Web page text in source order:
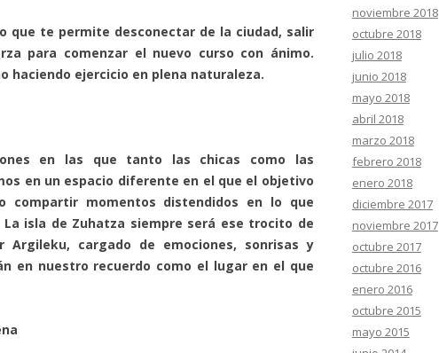
te permite desconectar de la ciudad, salir
para comenzar el nuevo curso con ánimo.
haciendo ejercicio en plena naturaleza.
en las que tanto las chicas como las
en un espacio diferente en el que el objetivo
compartir momentos distendidos en lo que
isla de Zuhatza siempre será ese trocito de
cargado de emociones, sonrisas y
en nuestro recuerdo como el lugar en el que
noviembre 2018
octubre 2018
julio 2018
junio 2018
mayo 2018
abril 2018
marzo 2018
febrero 2018
enero 2018
diciembre 2017
noviembre 2017
octubre 2017
octubre 2016
enero 2016
octubre 2015
mayo 2015